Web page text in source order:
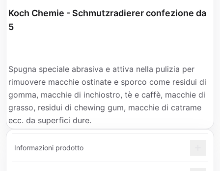
Koch Chemie - Schmutzradierer confezione da
5
Spugna speciale abrasiva e attiva nella pulizia per
rimuovere macchie ostinate e sporco come residui di
gomma, macchie di inchiostro, tè e caffè, macchie di
grasso, residui di chewing gum, macchie di catrame
ecc. da superfici dure.
Informazioni prodotto